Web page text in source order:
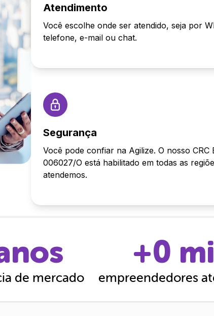
Atendimento
Você escolhe onde ser atendido, seja por
telefone, e-mail ou chat.
Segurança
Você pode confiar na Agilize. O nosso CRC
006027/O está habilitado em todas as
atendemos.
de mercado
+0
empreendedores